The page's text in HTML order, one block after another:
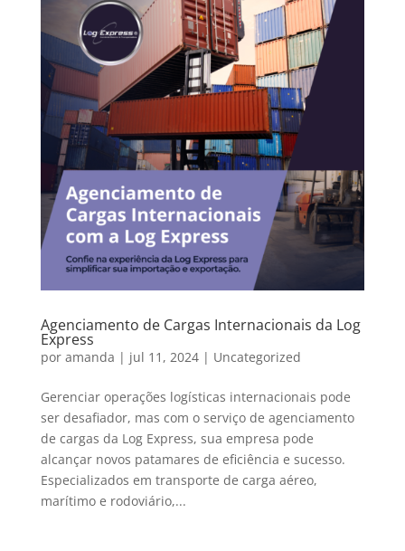
Agenciamento de Cargas Internacionais da Log
Express
por amanda | jul 11, 2024| Uncategorized
Gerenciar operações logísticas internacionais pode
ser desafiador, mas com o serviço de agenciamento
de cargas da Log Express, sua empresa pode
alcançar novos patamares de eficiência e sucesso.
Especializados em transporte de carga aéreo,
marítimo e rodoviário,...